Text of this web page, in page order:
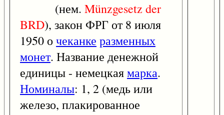
(нем. Münzgesetz der
BRD), закон ФРГ от 8 июля
1950 о чеканке разменных
монет. Название денежной
единицы - немецкаямарка.
Номиналы: 1, 2 (медь или
железо, плакированное